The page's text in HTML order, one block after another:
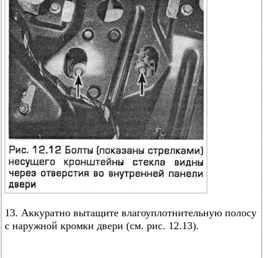
13. Аккуратно вытащите влагоуплотнительную полосу
с наружной кромки двери (см. рис. 12.13).